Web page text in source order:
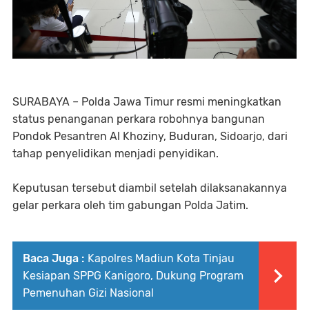
SURABAYA – Polda Jawa Timur resmi meningkatkan
status penanganan perkara robohnya bangunan
Pondok Pesantren Al Khoziny, Buduran, Sidoarjo, dari
tahap penyelidikan menjadi penyidikan.
Keputusan tersebut diambil setelah dilaksanakannya
gelar perkara oleh tim gabungan Polda Jatim.
Baca Juga : Kapolres Madiun Kota Tinjau
Kesiapan SPPG Kanigoro, Dukung Program
Pemenuhan Gizi Nasional